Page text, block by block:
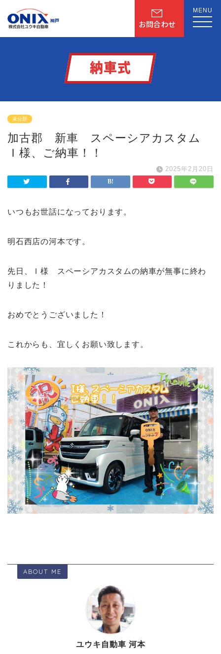
お問合わせ
MENU
納車式
未分類
加古郡 新車 スペーシアカスタム
Ｉ様、ご納車！！
2025年2月20日
いつもお世話になっております。
明石西店の河本です。
先日、Ｉ様 スペーシアカスタムの納車が無事に終わ
りました！
おめでとうございました！
これからも、宜しくお願い致します。
ABOUT ME
ユウキ自動車 河本